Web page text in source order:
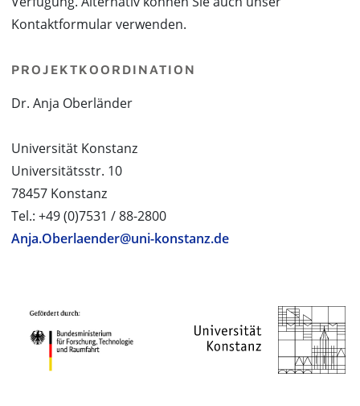
Kontaktformular verwenden.
PROJEKTKOORDINATION
Dr. Anja Oberländer
Universität Konstanz
Universitätsstr. 10
78457 Konstanz
Tel.: +49 (0)7531 / 88-2800
Anja.Oberlaender@uni-konstanz.de